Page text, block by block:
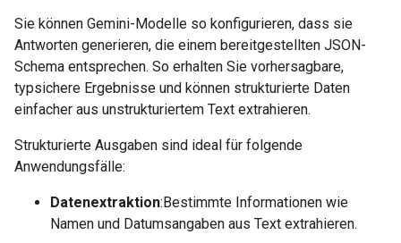
Sie können Gemini-Modelle so konfigurieren, dass sie
Antworten generieren, die einem bereitgestellten JSON-
Schema entsprechen. So erhalten Sie vorhersagbare,
typsichere Ergebnisse und können strukturierte Daten
einfacher aus unstrukturiertem Text extrahieren.
Strukturierte Ausgaben sind ideal für folgende
Anwendungsfälle:
Datenextraktion:Bestimmte Informationen wie
Namen und Datumsangaben aus Text extrahieren.